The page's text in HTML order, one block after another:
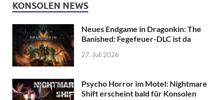
KONSOLEN NEWS
Neues Endgame in Dragonkin: The
Banished: Fegefeuer-DLC ist da
27. Juli 2026
Psycho Horror im Motel: Nightmare
Shift erscheint bald für Konsolen